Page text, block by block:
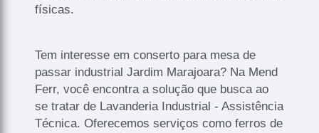
físicas.
Tem interesse em conserto para mesa de
passar industrial Jardim Marajoara? Na Mend
Ferr, você encontra a solução que busca ao
se tratar de Lavanderia Industrial - Assistência
Técnica. Oferecemos serviços como ferros de